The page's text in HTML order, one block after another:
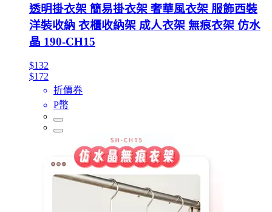
透明掛衣架 簡易掛衣架 奢華風衣架 服飾西裝
洋裝收納 衣櫃收納架 成人衣架 無痕衣架 仿水
晶 190-CH15
$132
$172
折價券
P幣